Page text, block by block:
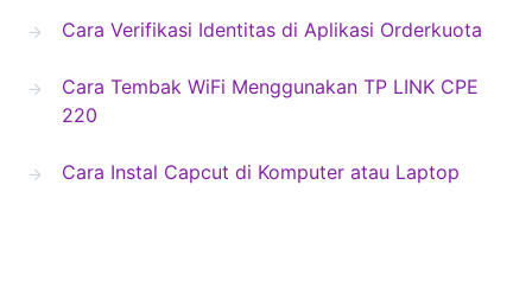
Cara Verifikasi Identitas di Aplikasi Orderkuota
Cara Tembak WiFi Menggunakan TP LINK CPE
220
Cara Instal Capcut di Komputer atau Laptop